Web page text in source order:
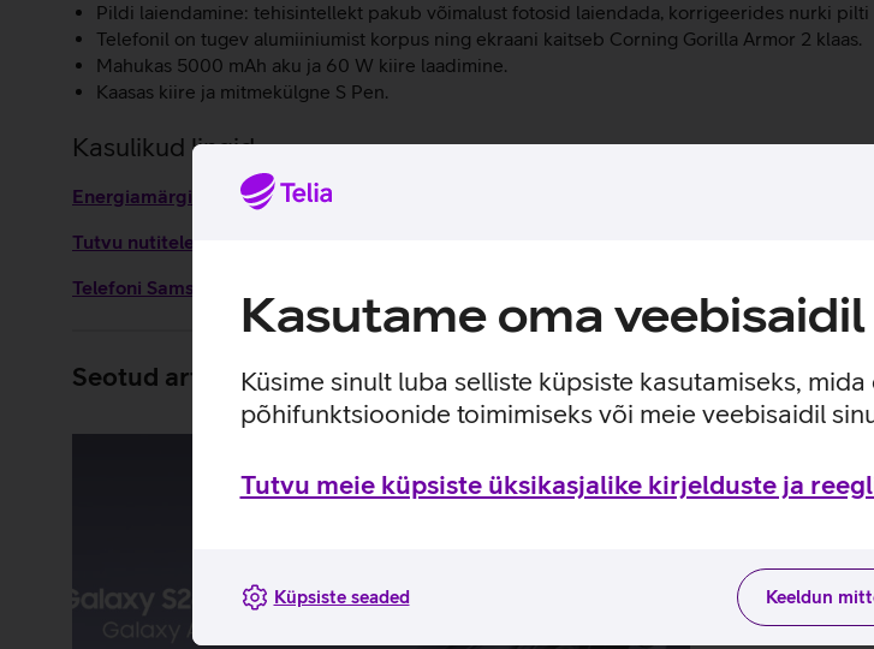
Kasutame oma
Küsime sinult luba selliste küpsiste kasutamiseks,
põhifunktsioonide toimimiseks või meie veebisaidil
Tutvu meie küpsiste üksikasjalike kirjelduste ja
Keeldun
Küpsiste seaded
Pildi laiendamine: tehisintellekt pakub võimalust fotosid laiendada, korrigeerides nurki
Telefonil on tugev alumiiniumist korpus ning ekraani kaitseb Corning Gorilla Armor 2 klaas.
Mahukas 5000 mAh aku ja 60 W kiire laadimine.
Kaasas kiire ja mitmekülgne S Pen.
Kasulikud lingid
Energiamärgis
Tutvu nutitelefoni Samsung Galaxy S26 Ultra omaduste ja kasutusviisidega tootja
Telefoni Samsung Galaxy S26 Ultra seadistamise juhised
Seotud artiklid ja videod